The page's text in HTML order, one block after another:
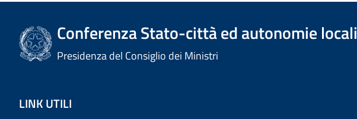
Conferenza Stato-città ed autonomie locali
Presidenza del Consiglio dei Ministri
LINK UTILI